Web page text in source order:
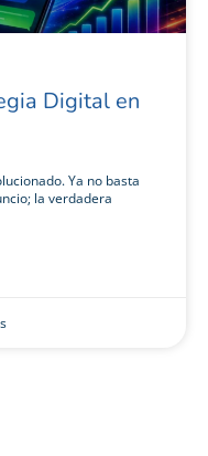
Digital en
Ya no basta
la verdadera